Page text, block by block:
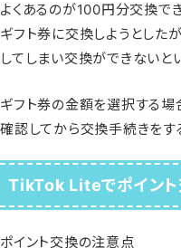
よくあるのが100円分交換で
ギフト券に交換しようとし
してしまい交換ができないと
ギフト券の金額を選択する
確認してから交換手続きをす
TikTok Liteでポイン
ポイント交換の注意点